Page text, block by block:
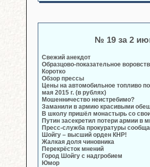
№ 19 за 2
Свежий анекдот
Образцово-показательное
Коротко
Обзор прессы
Цены на автомобильное топливо
мая 2015 г. (в рублях)
Мошенничество неистребимо?
Заманили в армию красивыми
В школу пришёл монастырь со
Путин засекретил потери армии в
Пресс-служба прокуратуры
Шойгу – высший орден КНР!
Жалкая доля чиновника
Перекрёсток мнений
Город Шойгу с надгробием
Юмор